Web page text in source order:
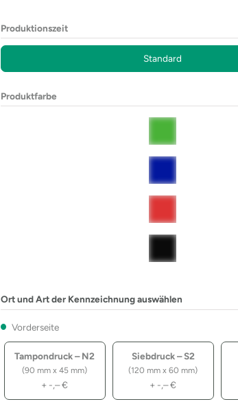
Produktionszeit
Standard
Produktfarbe
Ort und Art der Kennzeichnung auswählen
Vorderseite
Tampondruck – N2
(90 mm x 45 mm)
+ -,–€
Siebdruck – S2
(120 mm x 60 mm)
+ -,–€